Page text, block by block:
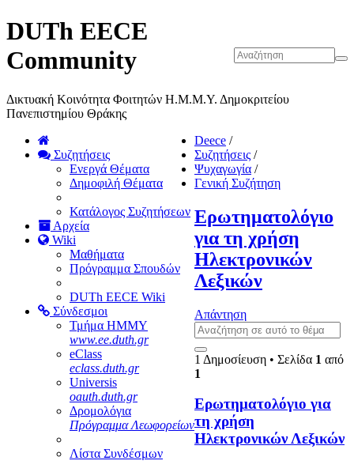
DUTh EECE
Community
Δικτυακή Κοινότητα Φοιτητών Η.Μ.Μ.Υ. Δημοκριτείου
Πανεπιστημίου Θράκης
Συζητήσεις
Ενεργά Θέματα
Δημοφιλή Θέματα
Κατάλογος Συζητήσεων
Αρχεία
Wiki
Μαθήματα
Πρόγραμμα Σπουδών
DUTh EECE Wiki
Σύνδεσμοι
Τμήμα ΗΜΜΥ
www.ee.duth.gr
eClass
eclass.duth.gr
Universis
oauth.duth.gr
Δρομολόγια
Πρόγραμμα Λεωφορείων
Λίστα Συνδέσμων
Deece /
Συζητήσεις /
Ψυχαγωγία /
Γενική Συζήτηση
Ερωτηματολόγιο
για τη χρήση
Ηλεκτρονικών
Λεξικών
Απάντηση
1 Δημοσίευση • Σελίδα 1 από
1
Ερωτηματολόγιο για
τη χρήση
Ηλεκτρονικών Λεξικών